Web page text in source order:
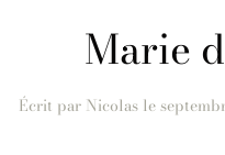
Marie
Écrit par Nicolasle